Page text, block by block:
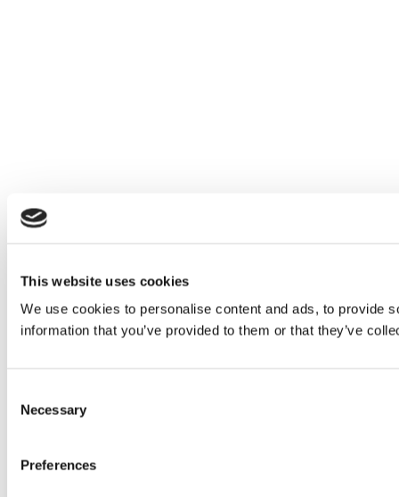
This website uses cookies
We use cookies to personalise content and ads, to provide
information that you’ve provided to them or that they’ve
Selection
Necessary
Preferences